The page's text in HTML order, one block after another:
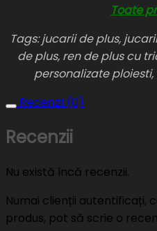
Toate
Tags: jucarii de plus,
de plus, ren de plus cu
personalizate
Recenzii (0)
Recenzii
Nu există încă recenzii.
Numai clienții autentificați,
produs, pot să scrie o